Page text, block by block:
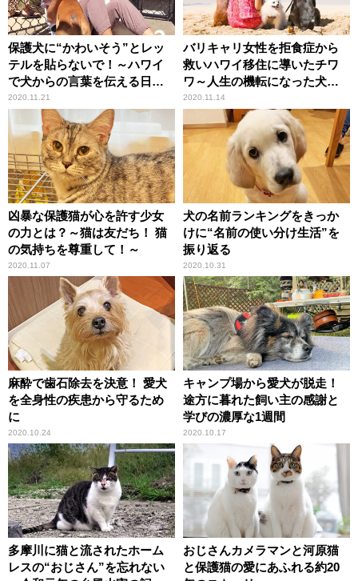
保護犬に“かわいそう”とレッ
テルを貼らないで！～ハワイ
で犬からの言葉を伝える日本
人女性～
2020.11.21
バリキャリ女性を拒食症から
救いハワイ移住に導いたチワ
ワ～人生の機転になった犬と
の出会い～
2020.11.14
凶暴な保護猫が心を許す少女
の力とは？～猫は友だち！ 猫
の気持ちを尊重して！～
2020.11.07
犬の名前ランキングをきっか
けに“名前の使い分け生活”を
振り返る
2020.10.31
麻酔で歯石除去を決意！ 愛犬
を全身性の疾患から守るため
に
2020.10.24
キャンプ場から愛犬が脱走！
途方に暮れた飼い主の感謝と
学びの濃厚な1週間
2020.10.17
多摩川に猫と流されたホーム
レスの“おじさん”を忘れない
おじさんカメラマンと河原猫
と保護猫の愛にあふれる約20